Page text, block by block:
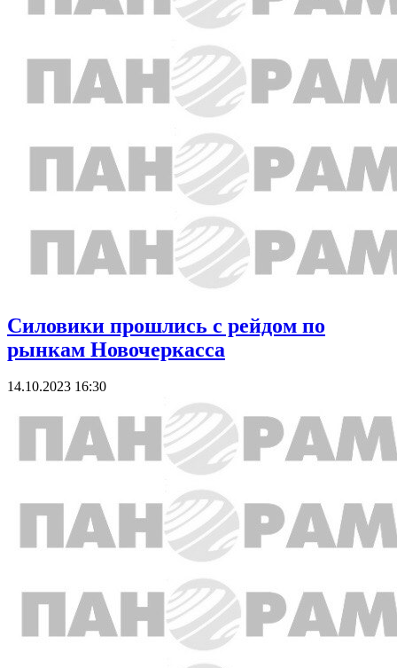
Силовики прошлись с рейдом по
рынкам Новочеркасса
14.10.2023 16:30